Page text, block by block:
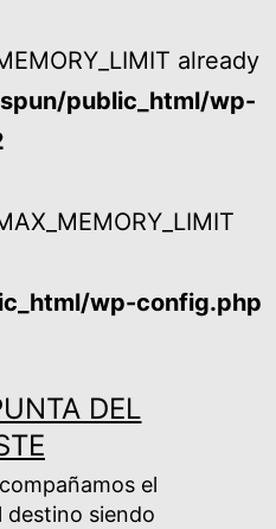
already
public_html/wp-
wp-config.php
DEL
el
destino siendo